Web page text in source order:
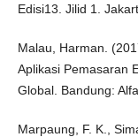
Edisi13. Jilid 1.
Malau, Harman.
Aplikasi Pemasaran
Global. Bandung:
Marpaung, F. K.,